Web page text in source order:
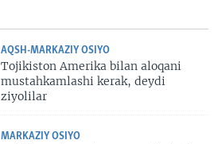
AQSH-MARKAZIY OSIYO
Tojikiston Amerika bilan aloqani
mustahkamlashi kerak, deydi
ziyolilar
MARKAZIY OSIYO